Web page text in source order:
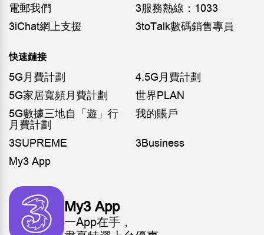
電郵我們
3服務熱線：1033
3iChat網上支援
3toTalk數碼銷售專員
快速鏈接
5G月費計劃
4.5G月費計劃
5G家居寬頻月費計劃
世界PLAN
5G數據三地自「遊」行
月費計劃
我的賬戶
3SUPREME
3Business
My3 App
My3 App
一App在手，